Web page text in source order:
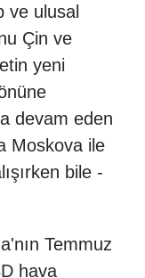
ve ulusal
Çin ve
yeni
devam eden
Moskova ile
bile -
Temmuz
hava